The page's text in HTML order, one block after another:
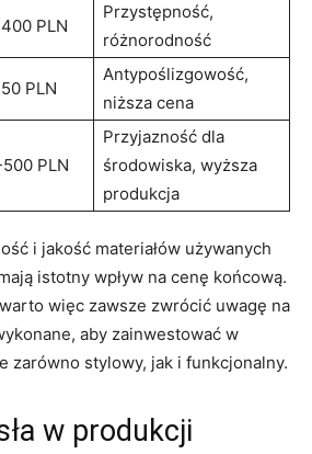
⁣PLN
Przystępność,
różnorodność
PLN
Antypoślizgowość,
niższa cena
PLN
Przyjazność ⁤dla
środowiska, wyższa
produkcja
i jakość​ materiałów używanych
istotny wpływ na cenę końcową.
więc ⁤zawsze zwrócić uwagę na
aby zainwestować ‍w
⁣zarówno‌ stylowy, jak ‌i funkcjonalny.
w produkcji